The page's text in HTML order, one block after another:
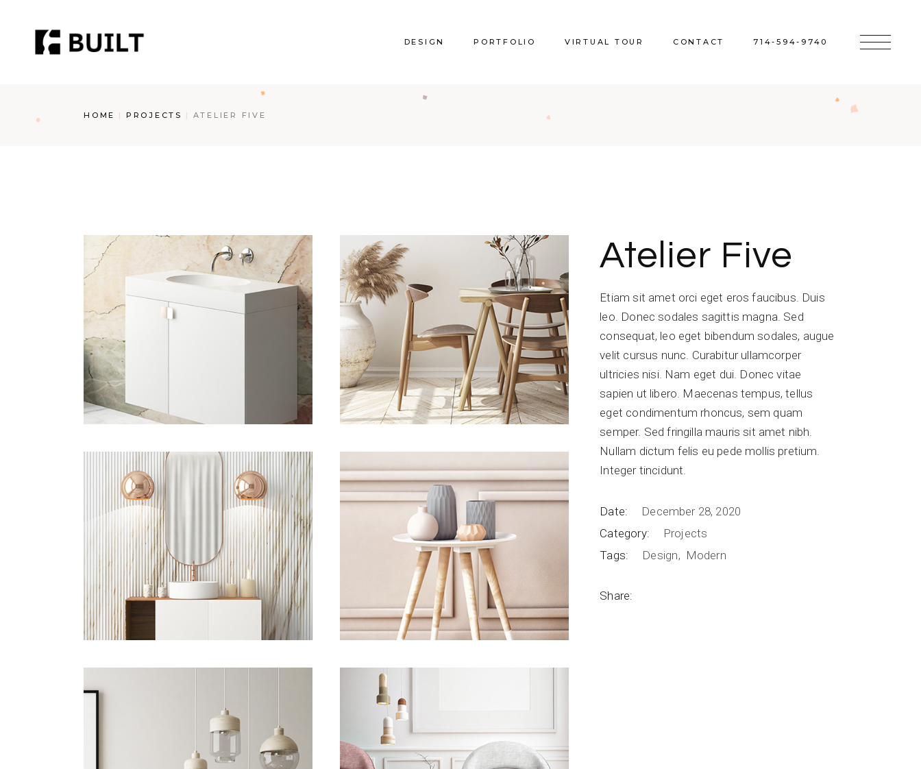
DESIGN PORTFOLIO VIRTUAL TOUR CONTACT 714-594-9740
HOME PROJECTS ATELIER FIVE
Atelier Five
Etiam sit amet orci eget eros faucibus. Duis
leo. Donec sodales sagittis magna. Sed
consequat, leo eget bibendum sodales, augue
velit cursus nunc. Curabitur ullamcorper
ultricies nisi. Nam eget dui. Donec vitae
sapien ut libero. Maecenas tempus, tellus
eget condimentum rhoncus, sem quam
semper. Sed fringilla mauris sit amet nibh.
Nullam dictum felis eu pede mollis pretium.
Integer tincidunt.
Date:
December 28, 2020
Category:
Projects
Tags:
Design Modern
Share: